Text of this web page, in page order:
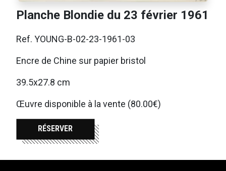
Planche Blondie du 23 février 1961
Ref. YOUNG-B-02-23-1961-03
Encre de Chine sur papier bristol
39.5x27.8 cm
Œuvre disponible à la vente (80.00€)
RÉSERVER